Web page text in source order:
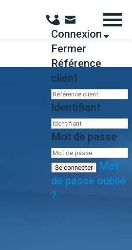
Connexion
Fermer
Référence
client
Identifiant
Mot de passe
Se connecter
Mot
de passe oublié
?